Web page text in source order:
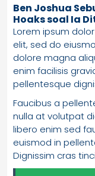
Ben Joshua
Hoaks soal Ia
Lorem ipsum
elit, sed do
dolore magna
enim facilisis
pellentesque
Faucibus a
nulla at volutpat
libero enim sed
euismod in
Dignissim cras